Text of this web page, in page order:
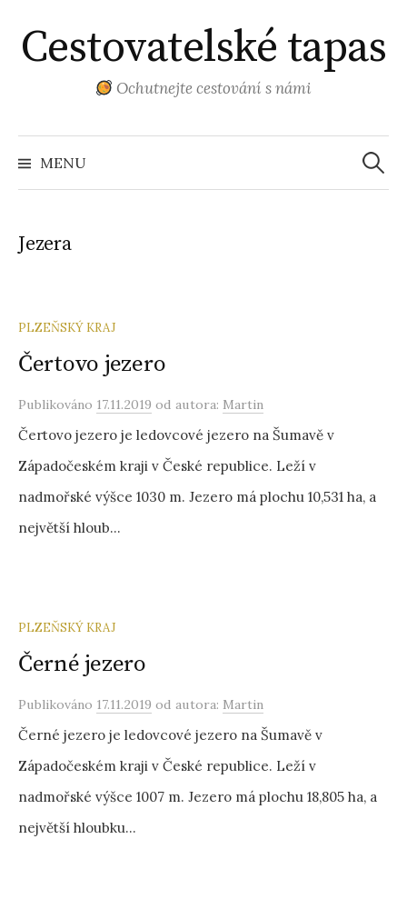
k
obsahu
Cestovatelské tapas
Ochutnejte cestování s námi
MENU
Jezera
PLZEŇSKÝ KRAJ
Čertovo jezero
Publikováno 17.11.2019 od autora: Martin
Čertovo jezero je ledovcové jezero na Šumavě v
Západočeském kraji v České republice. Leží v
nadmořské výšce 1030 m. Jezero má plochu 10,531 ha, a
největší hloub...
PLZEŇSKÝ KRAJ
Černé jezero
Publikováno 17.11.2019 od autora: Martin
Černé jezero je ledovcové jezero na Šumavě v
Západočeském kraji v České republice. Leží v
nadmořské výšce 1007 m. Jezero má plochu 18,805 ha, a
největší hloubku...